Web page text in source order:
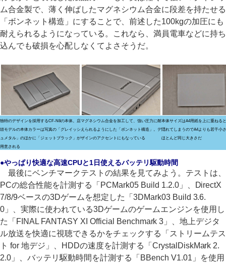
ム合金製で、薄く伸ばしたマグネシウム合金に段差を持たせる
「ボンネット構造」にすることで、前述した100kgの加圧にも
耐えられるようになっている。これなら、満員電車などに持ち
込んでも破損を心配しなくてよさそうだ。
独特のデザインを採用するCF-N8の本体。店
頭モデルの本体カラーは写真の「グレイッシ
ュメタル」のほかに「ジェットブラック」が
用意される
マグネシウム合金を加工して、強い圧力に耐
えられるようにした「ボンネット構造」。デ
ザインのアクセントにもなっている
本体サイズはA4用紙を上に重ねる
隠れてしまうのでA4よりも若干小
ほとんど同じ大きさだ
●やっぱり快適な高速CPUと1日使えるバッテリ駆動時間
最後にベンチマークテストの結果を見てみよう。テストは、
PCの総合性能を計測する「PCMark05 Build 1.2.0」、DirectX
7/8/9ベースの3Dゲームを想定した「3DMark03 Build 3.6.
0」、実際に使われている3Dゲームのゲームエンジンを使用し
た「FINAL FANTASY XI Official Benchmark 3」、地上デジタ
ル放送を快適に視聴できるかをチェックする「ストリームテス
ト for 地デジ」、HDDの速度を計測する「CrystalDiskMark 2.
2.0」、バッテリ駆動時間を計測する「BBench V1.01」を使用